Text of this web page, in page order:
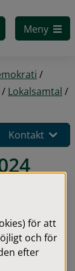
Meny
/
/ Lokalsamtal /
Kontakt
för att
och för
efter